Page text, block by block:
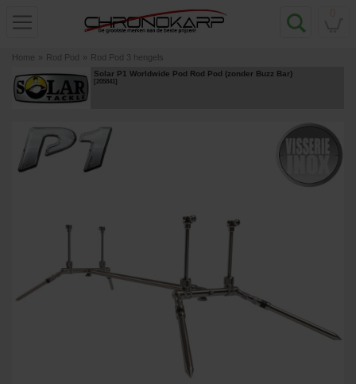
Home » Rod Pod » Rod Pod 3 hengels
Solar P1 Worldwide Pod Rod Pod (zonder Buzz Bar)
[205841]